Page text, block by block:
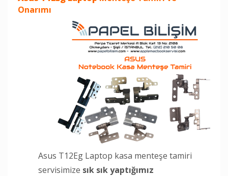
Onarımı
Asus T12Eg Laptop kasa menteşe tamiri
servisimize sık sık yaptığımız